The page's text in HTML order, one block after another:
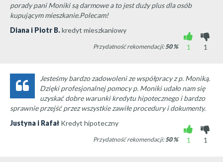
porady pani Moniki są darmowe a to jest duży plus dla osób
kupującym mieszkanie.Polecam!
Diana i Piotr B.kredyt mieszkaniowy
1
1
Przydatność rekomendacji:50%
Jesteśmy bardzo zadowoleni ze współpracy z p. Moniką.
Dzięki profesjonalnej pomocy p. Moniki udało nam się
uzyskać dobre warunki kredytu hipotecznego i bardzo
sprawnie przejść przez wszystkie zawiłe procedury i dokumenty.
Justyna i Rafał Kredyt hipoteczny
1
1
Przydatność rekomendacji:50%